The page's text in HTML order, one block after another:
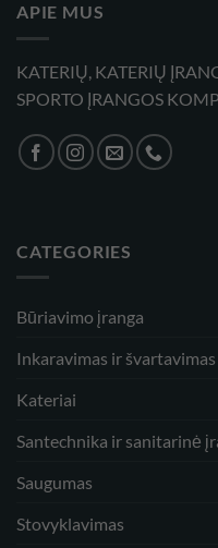
APIE MUS
KATERIŲ, KATERIŲ
SPORTO ĮRANGOS
CATEGORIES
Būriavimo įranga
Inkaravimas ir švartavimas
Kateriai
Santechnika ir sanitarinė
Saugumas
Stovyklavimas